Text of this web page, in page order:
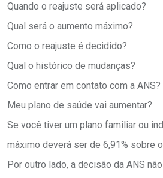
Quando o reajuste será aplicado?
Qual será o aumento máximo?
Como o reajuste é decidido?
Qual o histórico de mudanças?
Como entrar em contato com a ANS?
Meu plano de saúde vai aumentar?
Se você tiver um plano familiar ou
máximo deverá ser de 6,91% sobre
Por outro lado, a decisão da ANS